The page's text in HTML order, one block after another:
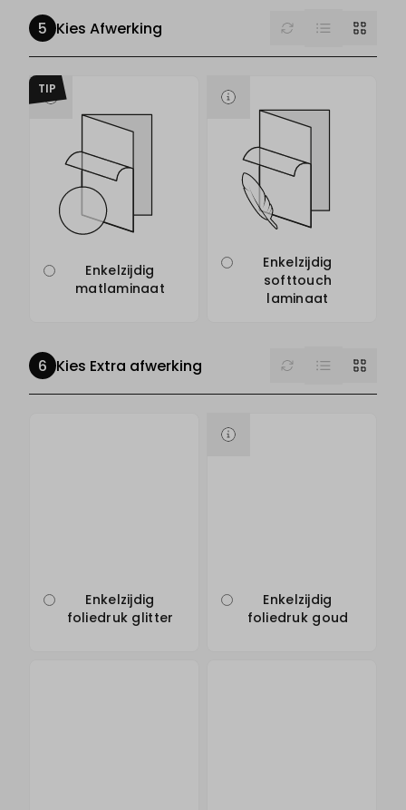
Kies Afwerking Reset List Grid
TIP
Enkelzijdig
matlaminaat
Enkelzijdig
softtouch
laminaat
Kies Extra afwerking Reset List Grid
Enkelzijdig
foliedruk glitter
Enkelzijdig
foliedruk goud